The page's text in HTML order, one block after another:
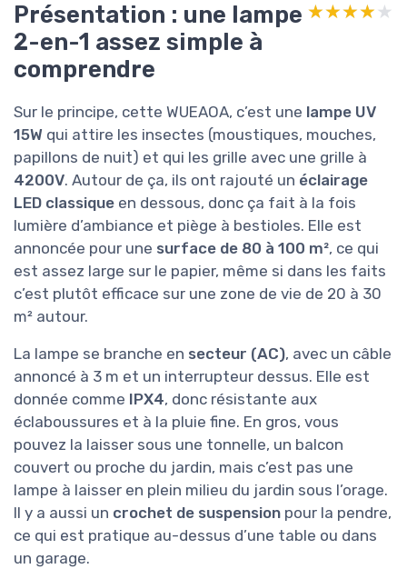
Présentation : une lampe
2-en-1 assez simple à
comprendre
★★★★★
★★★★★
Sur le principe, cette WUEAOA, c’est une lampe UV
15W qui attire les insectes (moustiques, mouches,
papillons de nuit) et qui les grille avec une grille à
4200V. Autour de ça, ils ont rajouté un éclairage
LED classique en dessous, donc ça fait à la fois
lumière d’ambiance et piège à bestioles. Elle est
annoncée pour une surface de 80 à 100 m², ce qui
est assez large sur le papier, même si dans les faits
c’est plutôt efficace sur une zone de vie de 20 à 30
m² autour.
La lampe se branche en secteur (AC), avec un câble
annoncé à 3 m et un interrupteur dessus. Elle est
donnée comme IPX4, donc résistante aux
éclaboussures et à la pluie fine. En gros, vous
pouvez la laisser sous une tonnelle, un balcon
couvert ou proche du jardin, mais c’est pas une
lampe à laisser en plein milieu du jardin sous l’orage.
Il y a aussi un crochet de suspension pour la pendre,
ce qui est pratique au-dessus d’une table ou dans
un garage.